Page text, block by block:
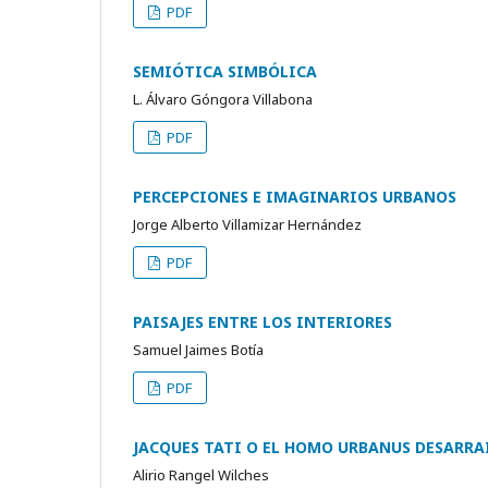
PDF
SEMIÓTICA SIMBÓLICA
L. Álvaro Góngora Villabona
PDF
PERCEPCIONES E IMAGINARIOS URBANOS
Jorge Alberto Villamizar Hernández
PDF
PAISAJES ENTRE LOS INTERIORES
Samuel Jaimes Botía
PDF
JACQUES TATI O EL HOMO URBANUS
Alirio Rangel Wilches